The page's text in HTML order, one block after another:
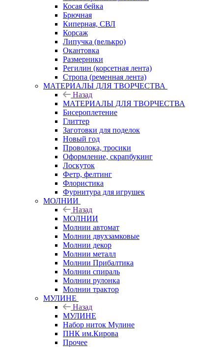
Косая бейка
Брючная
Киперная, СВЛ
Корсаж
Липучка (велькро)
Окантовка
Размерники
Регилин (корсетная лента)
Стропа (ременная лента)
МАТЕРИАЛЫ ДЛЯ ТВОРЧЕСТВА
Назад
МАТЕРИАЛЫ ДЛЯ ТВОРЧЕСТВА
Бисероплетение
Глиттер
Заготовки для поделок
Новый год
Проволока, тросики
Оформление, скрапбукинг
Лоскуток
Фетр, фелтинг
Флористика
Фурнитура для игрушек
МОЛНИИ
Назад
МОЛНИИ
Молнии автомат
Молнии двухзамковые
Молнии декор
Молнии металл
Молнии Прибалтика
Молнии спираль
Молнии рулонка
Молнии трактор
МУЛИНЕ
Назад
МУЛИНЕ
Набор ниток Мулине
ПНК им.Кирова
Прочее